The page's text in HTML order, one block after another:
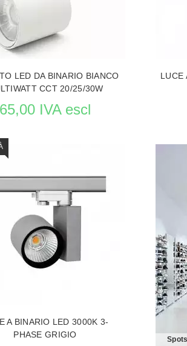
LED DA BINARIO BIANCO
CCT 20/25/30W
65,00 IVA escl
LE PRODUCTO ILLUMINAZIONE
LUCE
A BINARIO LED 3000K 3-
PHASE GRIGIO